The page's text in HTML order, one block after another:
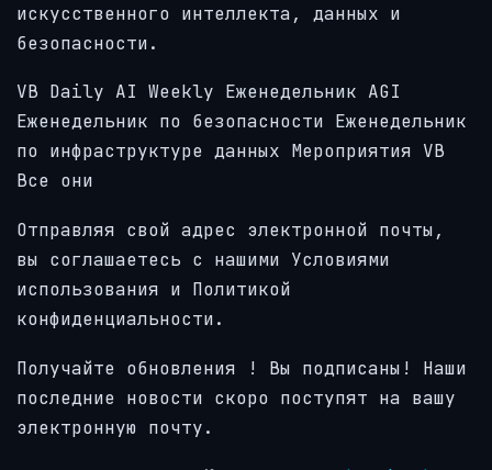
искусственного интеллекта, данных и
безопасности.
VB Daily AI Weekly Еженедельник AGI
Еженедельник по безопасности Еженедельник
по инфраструктуре данных Мероприятия VB
Все они
Отправляя свой адрес электронной почты,
вы соглашаетесь с нашими Условиями
использования и Политикой
конфиденциальности.
Получайте обновления
! Вы подписаны! Наши
последние новости скоро поступят на вашу
электронную почту.